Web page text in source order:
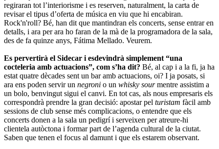
regiraran tot l’interiorisme i es reserven, naturalment, la carta de
revisar el tipus d’oferta de música en viu que hi encabiran.
Rock'n'roll? Bé, han dit que mantindran els concerts, sense entrar en
detalls, i ara per ara ho faran de la mà de la programadora de la sala,
des de fa quinze anys, Fátima Mellado. Veurem.
Es pervertirà el Sidecar i esdevindrà simplement “una
cocteleria amb actuacions”, com s’ha dit? Bé, al cap i a la fi, ja ha
estat quatre dècades sent un bar amb actuacions, oi? I ja posats, si
ara ens poden servir un negroni o un whisky sourmentre assistim a
un bolo, benvingut sigui el canvi. En tot cas, als nous empresaris els
correspondrà prendre la gran decisió: apostar pel turistam fàcil amb
sessions de club sense més complicacions, o entendre que els
concerts donen a la sala un pedigrí i serveixen per atreure-hi
clientela autòctona i formar part de l’agenda cultural de la ciutat.
Saben que tenen el focus al damunt i que els estarem observant.